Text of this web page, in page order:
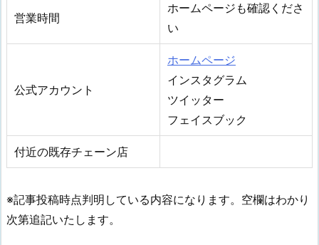
営業時間
ホームページも確認くださ
い
公式アカウント
ホームページ
インスタグラム
ツイッター
フェイスブック
付近の既存チェーン店
※記事投稿時点判明している内容になります。空欄はわかり
次第追記いたします。